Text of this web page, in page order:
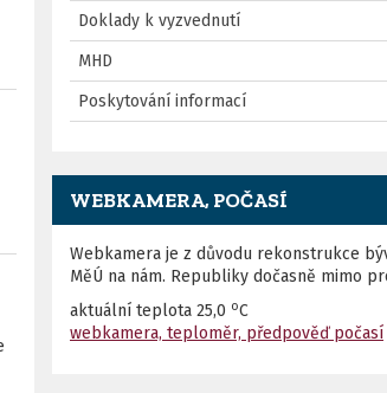
Doklady k vyzvednutí
MHD
Poskytování informací
WEBKAMERA, POČASÍ
Webkamera je z důvodu rekonstrukce
MěÚ na nám. Republiky dočasně mimo
aktuální teplota 25,0 oC
webkamera, teploměr, předpověď počasí